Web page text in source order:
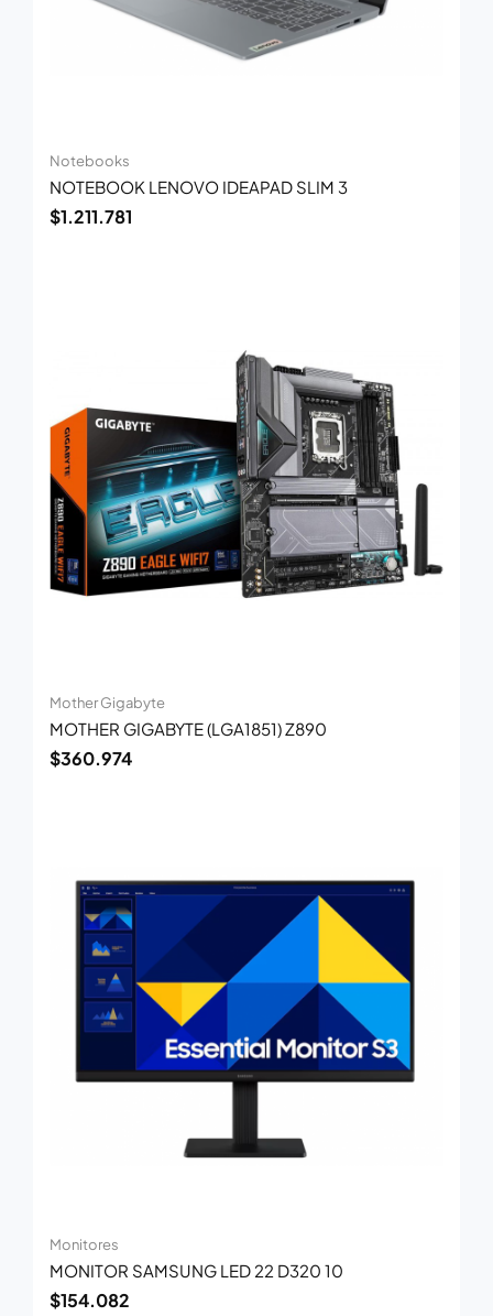
Notebooks
NOTEBOOK LENOVO IDEAPAD SLIM 3
$1.211.781
Mother Gigabyte
MOTHER GIGABYTE (LGA1851) Z890
$360.974
Monitores
MONITOR SAMSUNG LED 22 D320 10
$154.082